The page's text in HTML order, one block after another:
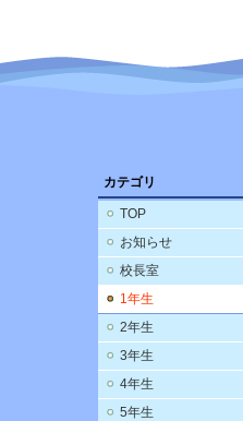
カテゴリ
TOP
お知らせ
校長室
1年生
2年生
3年生
4年生
5年生